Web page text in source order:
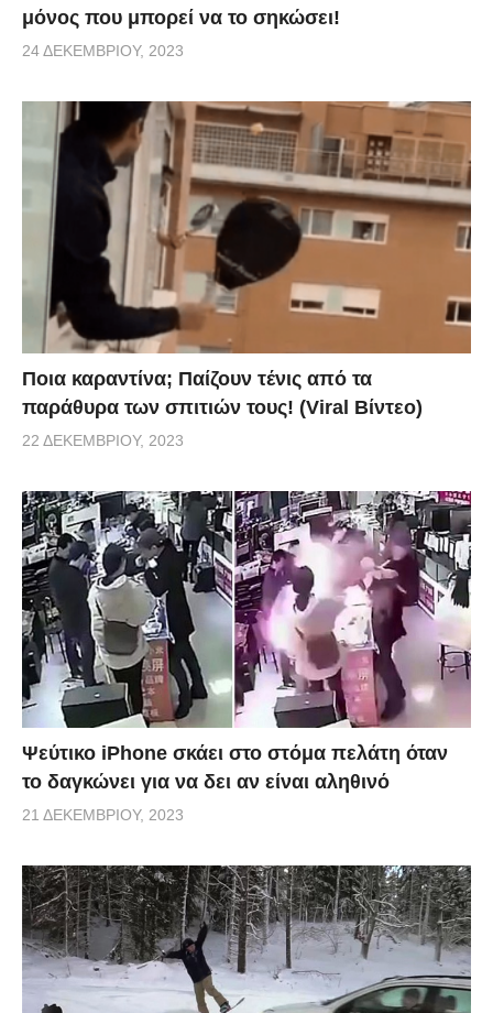
μόνος που μπορεί να το σηκώσει!
24 ΔΕΚΕΜΒΡΊΟΥ, 2023
Ποια καραντίνα; Παίζουν τένις από τα
παράθυρα των σπιτιών τους! (Viral Βίντεο)
22 ΔΕΚΕΜΒΡΊΟΥ, 2023
Ψεύτικο iPhone σκάει στο στόμα πελάτη όταν
το δαγκώνει για να δει αν είναι αληθινό
21 ΔΕΚΕΜΒΡΊΟΥ, 2023